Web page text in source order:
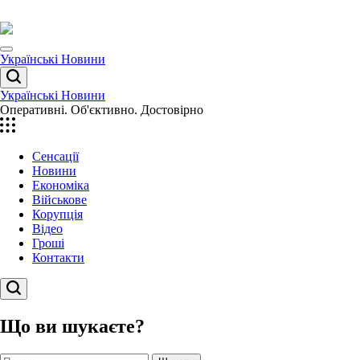
до
вмісту
Menu
Українські Новини
Пошук
Українські Новини
Оперативні. Об'єктивно. Достовірно
Сенсації
Новини
Економіка
Військове
Корупція
Відео
Гроші
Контакти
Пошук
Що ви шукаєте?